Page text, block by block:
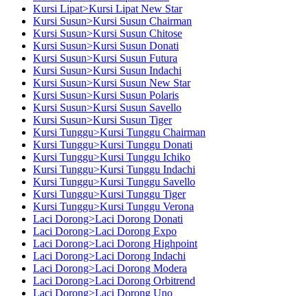
Kursi Lipat>Kursi Lipat New Star
Kursi Susun>Kursi Susun Chairman
Kursi Susun>Kursi Susun Chitose
Kursi Susun>Kursi Susun Donati
Kursi Susun>Kursi Susun Futura
Kursi Susun>Kursi Susun Indachi
Kursi Susun>Kursi Susun New Star
Kursi Susun>Kursi Susun Polaris
Kursi Susun>Kursi Susun Savello
Kursi Susun>Kursi Susun Tiger
Kursi Tunggu>Kursi Tunggu Chairman
Kursi Tunggu>Kursi Tunggu Donati
Kursi Tunggu>Kursi Tunggu Ichiko
Kursi Tunggu>Kursi Tunggu Indachi
Kursi Tunggu>Kursi Tunggu Savello
Kursi Tunggu>Kursi Tunggu Tiger
Kursi Tunggu>Kursi Tunggu Verona
Laci Dorong>Laci Dorong Donati
Laci Dorong>Laci Dorong Expo
Laci Dorong>Laci Dorong Highpoint
Laci Dorong>Laci Dorong Indachi
Laci Dorong>Laci Dorong Modera
Laci Dorong>Laci Dorong Orbitrend
Laci Dorong>Laci Dorong Uno